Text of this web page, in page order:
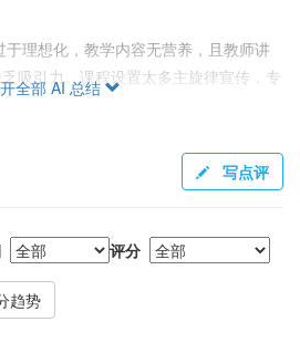
理想化，教学内容无营养，且教师讲
吸引力。课程设置太多主旋律宣传，专
，没有深度。多数视频内容乏善可
薄而感到失望。
轻松选修或深度学习的学生，多数人认
全部 AI 总结
写点评
评分
趋势